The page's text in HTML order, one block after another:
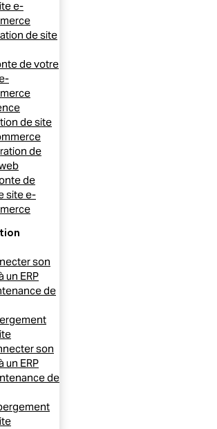
e-
de site
de votre
de site
de
de
site e-
son
un ERP
de
son
un ERP
de